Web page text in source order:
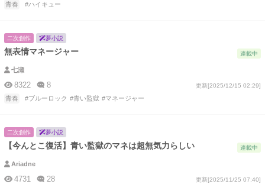
青春 #ハイキュー
二次創作 夢小説
無表情マネージャー 連載中
七瀬
8322 8 更新[2025/12/15 02:29]
青春 #ブルーロック #青い監獄 #マネージャー
二次創作 夢小説
【今んとこ復活】青い監獄のマネは超無気力らしい 連載中
Ariadne
4731 28 更新[2025/11/25 07:40]